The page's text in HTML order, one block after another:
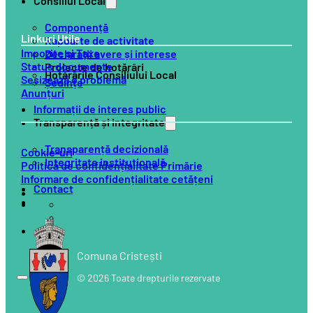
Componență
Rapoarte de activitate
Declarații avere și interese
Proiecte de hotărâri
Hotărârile Consiliului Local
Ședințe
Informații de interes public
Transparență și integritate
Transparență decizională
Integritate instituțională
Contact
Linkuri Utile
Impozite și Taxe
Status documente
Sesizează o problemă
Anunțuri
Comuna Cristești
© 2026 Toate drepturile rezervate
Cookie-uri
Politică de confidențialitate Primărie
Informare de confidențialitate cetățeni